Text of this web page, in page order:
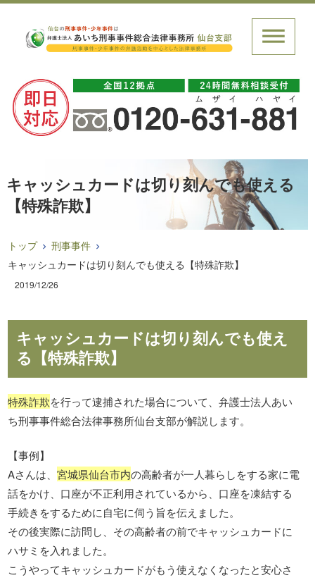
キャッシュカードは切り刻んでも使える
【特殊詐欺】
トップ
刑事事件
キャッシュカードは切り刻んでも使える【特殊詐欺】
2019/12/26
キャッシュカードは切り刻んでも使え
る【特殊詐欺】
特殊詐欺を行って逮捕された場合について、弁護士法人あい
ち刑事事件総合法律事務所仙台支部が解説します。
【事例】
Aさんは、宮城県仙台市内の高齢者が一人暮らしをする家に電
話をかけ、口座が不正利用されているから、口座を凍結する
手続きをするために自宅に伺う旨を伝えました。
その後実際に訪問し、その高齢者の前でキャッシュカードに
ハサミを入れました。
こうやってキャッシュカードがもう使えなくなったと安心さ